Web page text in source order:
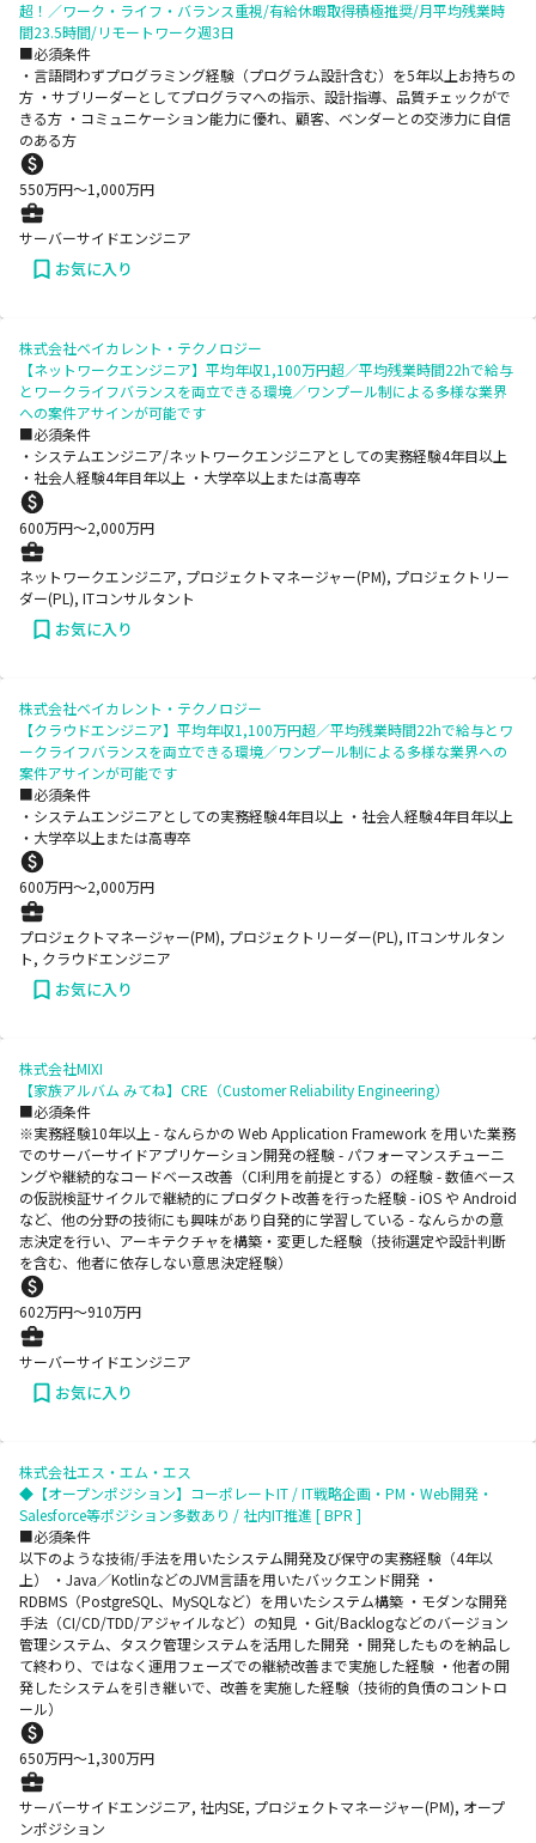
超！／ワーク・ライフ・バランス重視/有給休暇取得積極推奨/月平均残業時
間23.5時間/リモートワーク週3日
■必須条件
・言語問わずプログラミング経験（プログラム設計含む）を5年以上お持ちの
方 ・サブリーダーとしてプログラマへの指示、設計指導、品質チェックがで
きる方 ・コミュニケーション能力に優れ、顧客、ベンダーとの交渉力に自信
のある方
550万円〜1,000万円
サーバーサイドエンジニア
お気に入り
株式会社ベイカレント・テクノロジー
【ネットワークエンジニア】平均年収1,100万円超／平均残業時間22hで給与
とワークライフバランスを両立できる環境／ワンプール制による多様な業界
への案件アサインが可能です
■必須条件
・システムエンジニア/ネットワークエンジニアとしての実務経験4年目以上
・社会人経験4年目年以上 ・大学卒以上または高専卒
600万円〜2,000万円
ネットワークエンジニア, プロジェクトマネージャー(PM), プロジェクトリー
ダー(PL), ITコンサルタント
お気に入り
株式会社ベイカレント・テクノロジー
【クラウドエンジニア】平均年収1,100万円超／平均残業時間22hで給与とワ
ークライフバランスを両立できる環境／ワンプール制による多様な業界への
案件アサインが可能です
■必須条件
・システムエンジニアとしての実務経験4年目以上 ・社会人経験4年目年以上
・大学卒以上または高専卒
600万円〜2,000万円
プロジェクトマネージャー(PM), プロジェクトリーダー(PL), ITコンサルタン
ト, クラウドエンジニア
お気に入り
株式会社MIXI
【家族アルバム みてね】CRE（Customer Reliability Engineering）
■必須条件
※実務経験10年以上 - なんらかの Web Application Framework を用いた業務
でのサーバーサイドアプリケーション開発の経験 - パフォーマンスチューニ
ングや継続的なコードベース改善（CI利用を前提とする）の経験 - 数値ベース
の仮説検証サイクルで継続的にプロダクト改善を行った経験 - iOS や Android
など、他の分野の技術にも興味があり自発的に学習している - なんらかの意
志決定を行い、アーキテクチャを構築・変更した経験（技術選定や設計判断
を含む、他者に依存しない意思決定経験）
602万円〜910万円
サーバーサイドエンジニア
お気に入り
株式会社エス・エム・エス
◆【オープンポジション】コーポレートIT / IT戦略企画・PM・Web開発・
Salesforce等ポジション多数あり / 社内IT推進 [ BPR ]
■必須条件
以下のような技術/手法を用いたシステム開発及び保守の実務経験（4年以
上） ・Java／KotlinなどのJVM言語を用いたバックエンド開発 ・
RDBMS（PostgreSQL、MySQLなど）を用いたシステム構築 ・モダンな開発
手法（CI/CD/TDD/アジャイルなど）の知見 ・Git/Backlogなどのバージョン
管理システム、タスク管理システムを活用した開発 ・開発したものを納品し
て終わり、ではなく運用フェーズでの継続改善まで実施した経験 ・他者の開
発したシステムを引き継いで、改善を実施した経験（技術的負債のコントロ
ール）
650万円〜1,300万円
サーバーサイドエンジニア, 社内SE, プロジェクトマネージャー(PM), オープ
ンポジション